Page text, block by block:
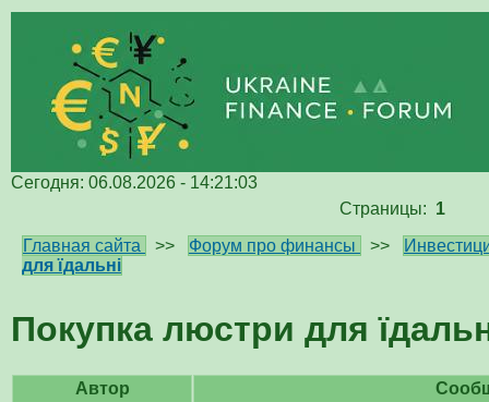
Сегодня: 06.08.2026 - 14:21:03
Страницы: 1
Главная сайта
>> Форум про финансы >>
для їдальні
Покупка люстри для
Автор